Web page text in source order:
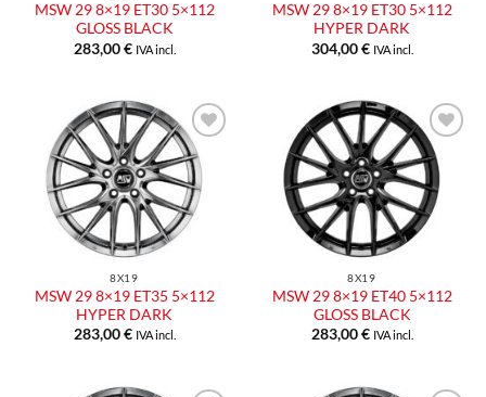
MSW 29 8×19 ET30 5×112
GLOSS BLACK
283,00€ IVA incl.
MSW 29 8×19 ET30 5×112
HYPER DARK
304,00€ IVA incl.
Aggiungi
alla lista
dei
desideri
8X19
MSW 29 8×19 ET35 5×112
HYPER DARK
283,00€ IVA incl.
Aggiungi
alla lista
dei
desideri
8X19
MSW 29 8×19 ET40 5×112
GLOSS BLACK
283,00€ IVA incl.